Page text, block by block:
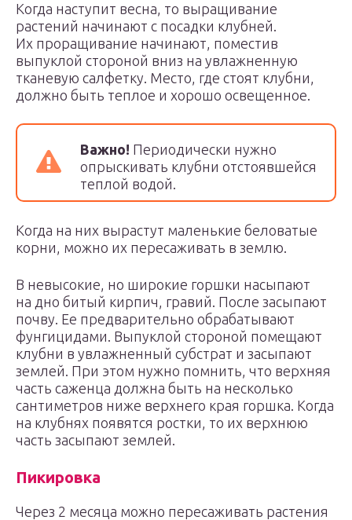
Когда наступит весна, то выращивание
растений начинают с посадки клубней.
Их проращивание начинают, поместив
выпуклой стороной вниз на увлажненную
тканевую салфетку. Место, где стоят клубни,
должно быть теплое и хорошо освещенное.
Важно! Периодически нужно
опрыскивать клубни отстоявшейся
теплой водой.
Когда на них вырастут маленькие беловатые
корни, можно их пересаживать в землю.
В невысокие, но широкие горшки насыпают
на дно битый кирпич, гравий. После засыпают
почву. Ее предварительно обрабатывают
фунгицидами. Выпуклой стороной помещают
клубни в увлажненный субстрат и засыпают
землей. При этом нужно помнить, что верхняя
часть саженца должна быть на несколько
сантиметров ниже верхнего края горшка. Когда
на клубнях появятся ростки, то их верхнюю
часть засыпают землей.
Пикировка
Через 2 месяца можно пересаживать растения